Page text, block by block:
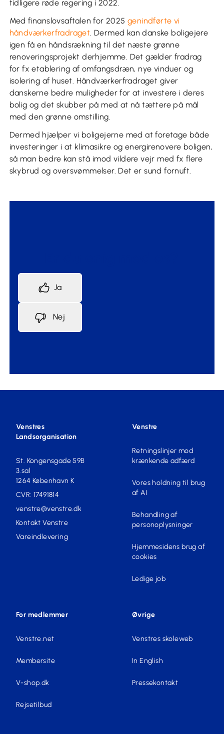
tidligere røde regering i 2022.
Med finanslovsaftalen for 2025genindførte vi
håndværkerfradraget. Dermed kan danske boligejere
igen få en håndsrækning til det næste grønne
renoveringsprojekt derhjemme. Det gælder fradrag
for fx etablering af omfangsdræn, nye vinduer og
isolering af huset. Håndværkerfradraget giver
danskerne bedre muligheder for at investere i deres
bolig og det skubber på med at nå tættere på mål
med den grønne omstilling.
Dermed hjælper vi boligejerne med at foretage både
investeringer i at klimasikre og energirenovere boligen,
så man bedre kan stå imod vildere vejr med fx flere
skybrud og oversvømmelser. Det er sund fornuft.
Ja
Nej
Venstres
Landsorganisation
St. Kongensgade 59B
3.sal
1264 København K
CVR: 17491814
venstre@venstre.dk
Kontakt Venstre
Vareindlevering
Venstre
Retningslinjer mod
krænkende adfærd
Vores holdning til brug
af AI
Behandling af
personoplysninger
Hjemmesidens brug af
cookies
Ledige job
For medlemmer
Venstre.net
Membersite
V-shop.dk
Rejsetilbud
Øvrige
Venstres skoleweb
In English
Pressekontakt